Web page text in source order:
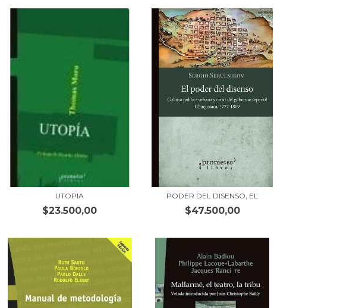
UTOPIA
$23.500,00
PODER DEL DISENSO, EL
$47.500,00